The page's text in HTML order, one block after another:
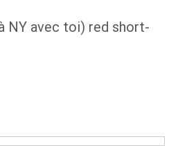
NY avec toi) red short-